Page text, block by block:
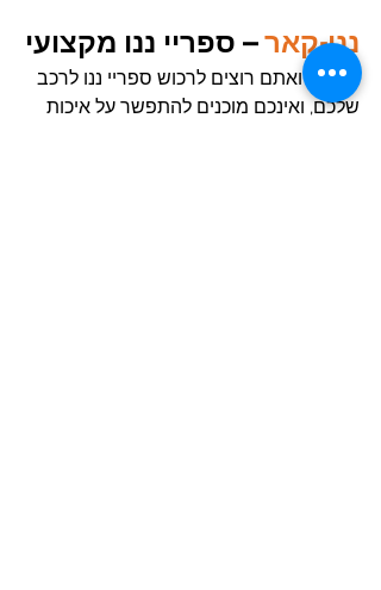
ננו-קאר – ספריי ננו מקצועי
במידה ואתם רוצים לרכוש ספריי ננו לרכב
שלכם, ואינכם מוכנים להתפשר על איכות